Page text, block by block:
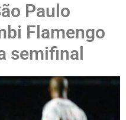
Paulo
Flamengo
semifinal